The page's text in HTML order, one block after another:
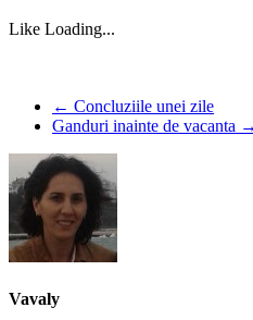
Like Loading...
← Concluziile unei zile
Ganduri inainte de vacanta →
Vavaly